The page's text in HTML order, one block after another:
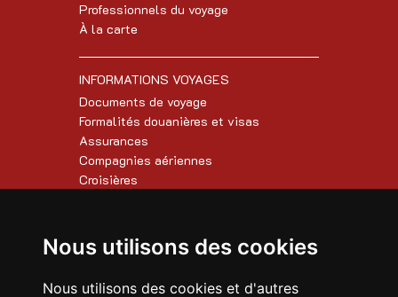
Nous utilisons des cookies
Nous utilisons des cookies et d'autres
Professionnels du voyage
À la carte
INFORMATIONS VOYAGES
Documents de voyage
Formalités douanières et visas
Assurances
Compagnies aériennes
Croisières
Conditions de vente
FAQ